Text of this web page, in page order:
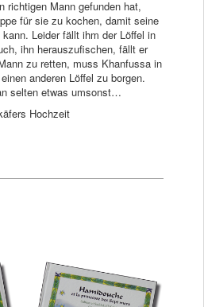
richtigen Mann gefunden hat,
für sie zu kochen, damit seine
Leider fällt ihm der Löffel in
ihn herauszufischen, fällt er
zu retten, muss Khanfussa in
anderen Löffel zu borgen.
selten etwas umsonst…
Hochzeit